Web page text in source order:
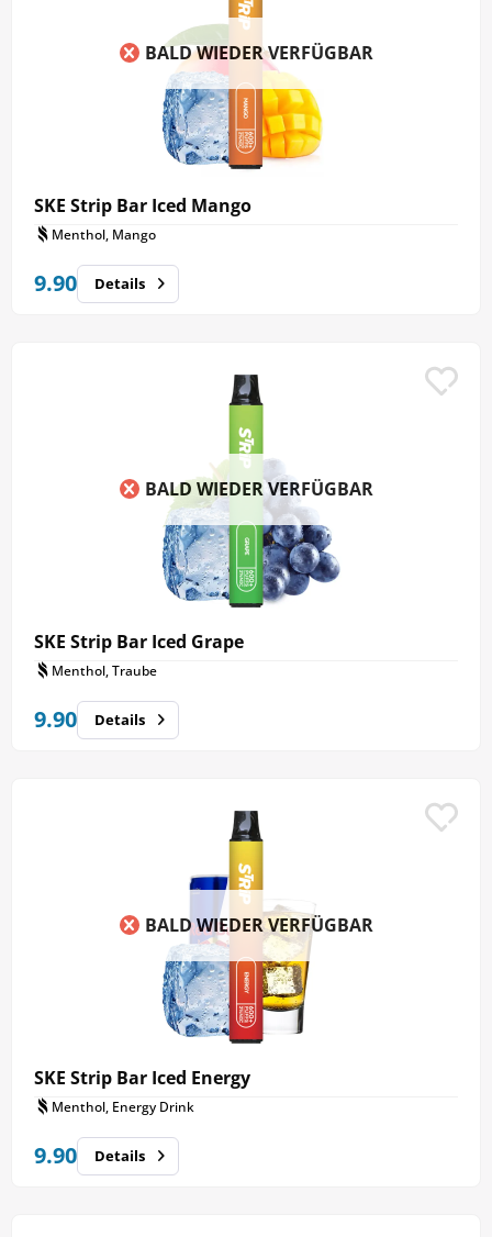
BALD WIEDER VERFÜGBAR
SKE Strip Bar Iced Mango
Menthol, Mango
9.90 Details
BALD WIEDER VERFÜGBAR
SKE Strip Bar Iced Grape
Menthol, Traube
9.90 Details
BALD WIEDER VERFÜGBAR
SKE Strip Bar Iced Energy
Menthol, Energy Drink
9.90 Details